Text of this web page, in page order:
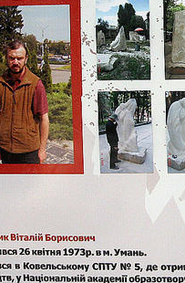
зоопарк, ландшафтный дизайн.
ручной работы